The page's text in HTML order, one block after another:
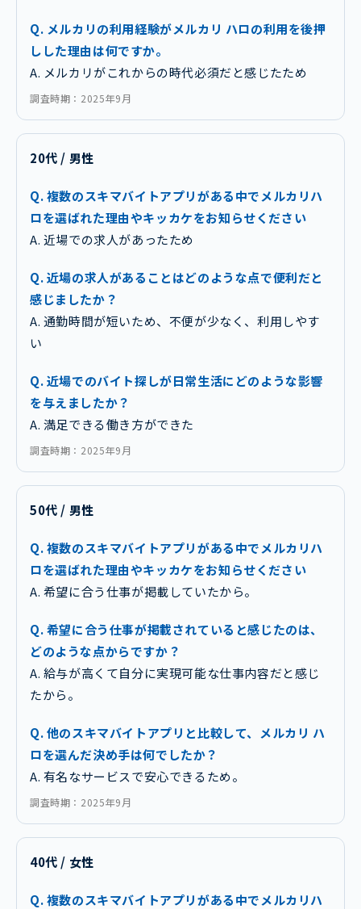
Q. メルカリの利用経験がメルカリ ハロの利用を後押
しした理由は何ですか。
A. メルカリがこれからの時代必須だと感じたため
調査時期：2025年9月
20代 / 男性
Q. 複数のスキマバイトアプリがある中でメルカリハ
ロを選ばれた理由やキッカケをお知らせください
A. 近場での求人があったため
Q. 近場の求人があることはどのような点で便利だと
感じましたか？
A. 通勤時間が短いため、不便が少なく、利用しやす
い
Q. 近場でのバイト探しが日常生活にどのような影響
を与えましたか？
A. 満足できる働き方ができた
調査時期：2025年9月
50代 / 男性
Q. 複数のスキマバイトアプリがある中でメルカリハ
ロを選ばれた理由やキッカケをお知らせください
A. 希望に合う仕事が掲載していたから。
Q. 希望に合う仕事が掲載されていると感じたのは、
どのような点からですか？
A. 給与が高くて自分に実現可能な仕事内容だと感じ
たから。
Q. 他のスキマバイトアプリと比較して、メルカリ ハ
ロを選んだ決め手は何でしたか？
A. 有名なサービスで安心できるため。
調査時期：2025年9月
40代 / 女性
Q. 複数のスキマバイトアプリがある中でメルカリハ